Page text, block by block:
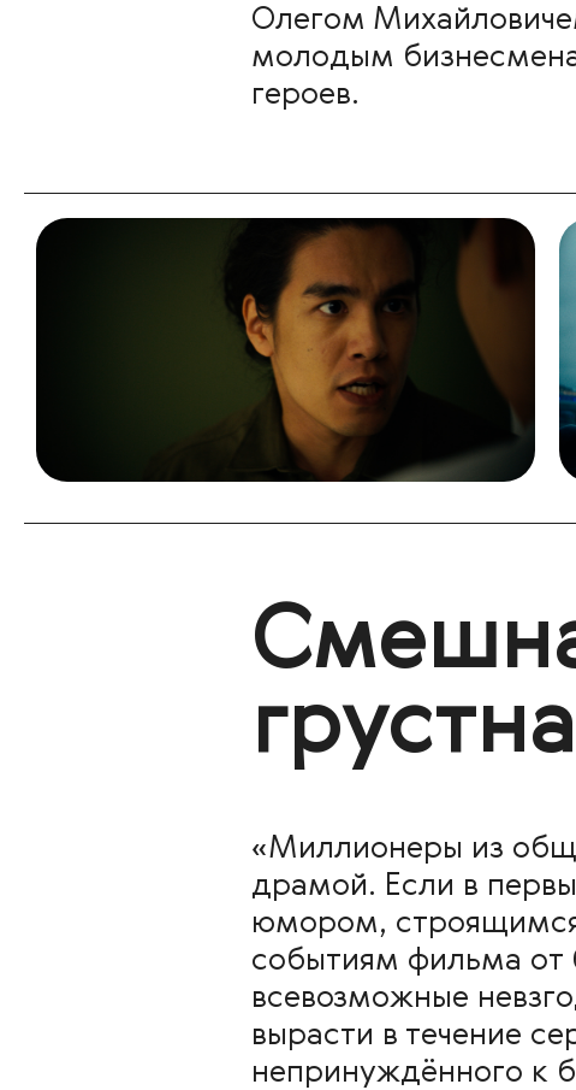
Олегом
молодым
героев.
«Миллионеры из
драмой. Если в
юмором, строящимся
событиям фильма от
всевозможные
вырасти в течение
непринуждённого к